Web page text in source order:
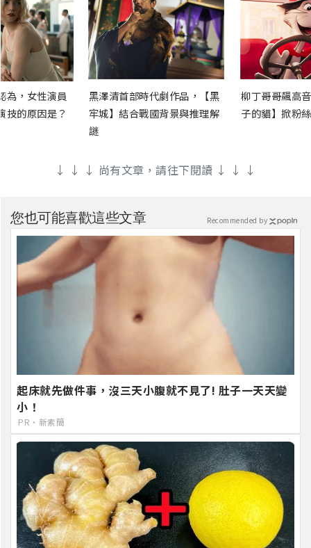
為，女性演員
技的原因是？
黑澤清首部時代劇作品，【黑
牢城】結合戰國背景與推理解
謎
柳丁哥哥飆高
子的貓】掀粉
↓ ↓ ↓ 尚有文章，請往下閱讀 ↓ ↓ ↓
您也可能喜歡這些文章
起床就先做件事，沒三天小腹就不見了! 肚子一天天變
小！
PR・新素簡
Recommended by